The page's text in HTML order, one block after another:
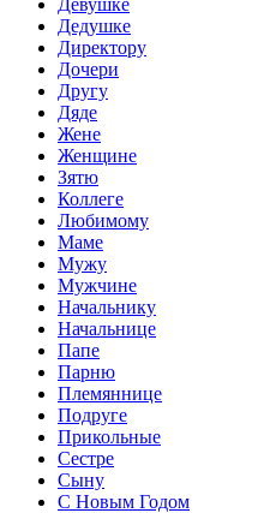
Девушке
Дедушке
Директору
Дочери
Другу
Дяде
Жене
Женщине
Зятю
Коллеге
Любимому
Маме
Мужу
Мужчине
Начальнику
Начальнице
Папе
Парню
Племяннице
Подруге
Прикольные
Сестре
Сыну
С Новым Годом